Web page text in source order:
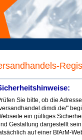
Sie bitte, ob die
"
ein gültiges
Gestaltung dargestellt
auf einer BfArM-